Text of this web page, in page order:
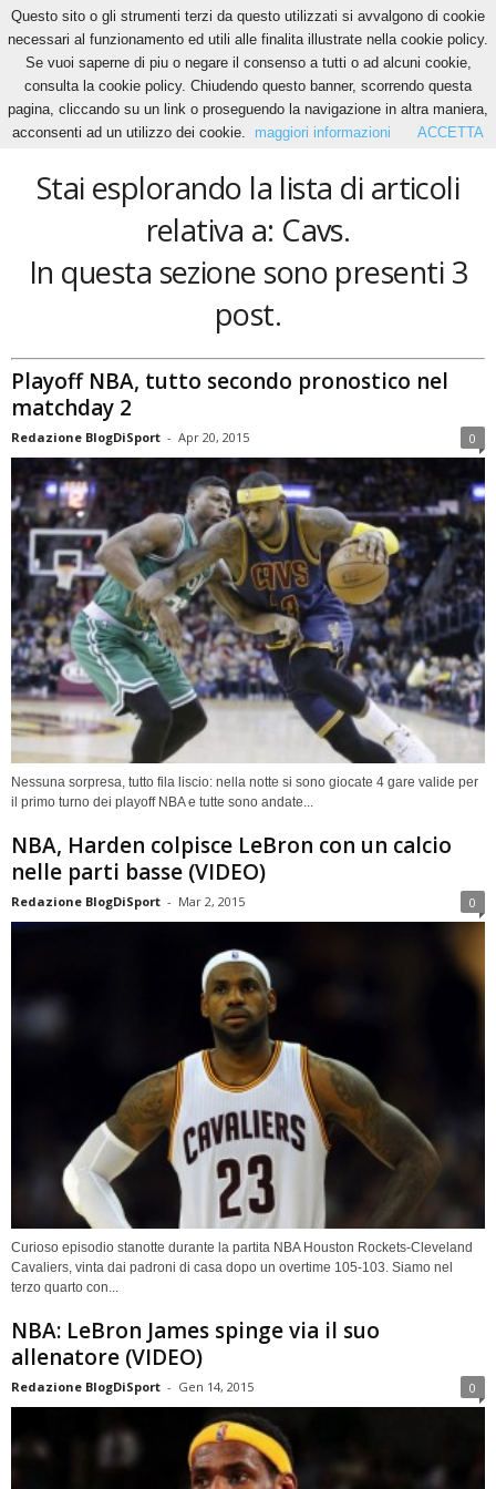
Home Tags Cavs
Cavs
Stai esplorando la lista di articoli
relativa a: Cavs.
In questa sezione sono presenti 3
post.
Playoff NBA, tutto secondo pronostico nel
matchday 2
Redazione BlogDiSport - Apr 20, 2015 0
Nessuna sorpresa, tutto fila liscio: nella notte si sono giocate 4 gare valide per
il primo turno dei playoff NBA e tutte sono andate...
NBA, Harden colpisce LeBron con un calcio
nelle parti basse (VIDEO)
Redazione BlogDiSport - Mar 2, 2015 0
Curioso episodio stanotte durante la partita NBA Houston Rockets-Cleveland
Cavaliers, vinta dai padroni di casa dopo un overtime 105-103. Siamo nel
terzo quarto con...
NBA: LeBron James spinge via il suo
allenatore (VIDEO)
Redazione BlogDiSport - Gen 14, 2015 0
Questo sito o gli strumenti terzi da questo utilizzati si avvalgono di cookie
necessari al funzionamento ed utili alle finalita illustrate nella cookie policy.
Se vuoi saperne di piu o negare il consenso a tutti o ad alcuni cookie,
consulta la cookie policy. Chiudendo questo banner, scorrendo questa
pagina, cliccando su un link o proseguendo la navigazione in altra maniera,
acconsenti ad un utilizzo dei cookie.
maggiori informazioni ACCETTA